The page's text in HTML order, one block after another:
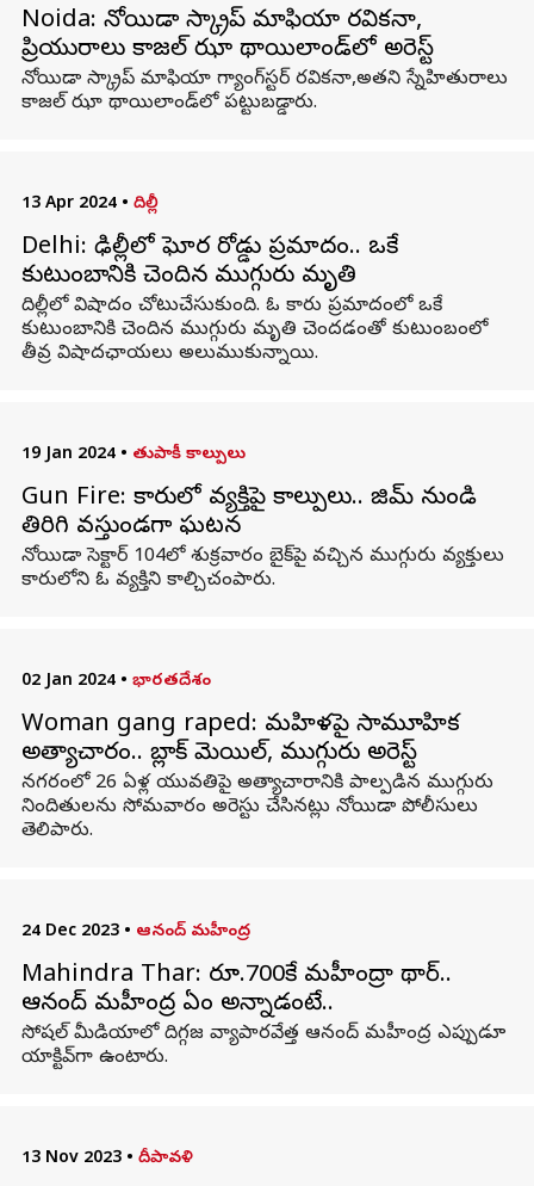
Noida: నోయిడా స్క్రాప్ మాఫియా రవికనా,
ప్రియురాలు కాజల్ ఝా థాయిలాండ్‌లో అరెస్ట్
నోయిడా స్క్రాప్ మాఫియా గ్యాంగ్‌స్టర్ రవికనా,అతని స్నేహితురాలు
కాజల్ ఝా థాయిలాండ్‌లో పట్టుబడ్డారు.
13 Apr 2024 • దిల్లీ
Delhi: ఢిల్లీలో ఘోర రోడ్డు ప్రమాదం.. ఒకే
కుటుంబానికి చెందిన ముగ్గురు మృతి
దిల్లీలో విషాదం చోటుచేసుకుంది. ఓ కారు ప్రమాదంలో ఒకే
కుటుంబానికి చెందిన ముగ్గురు మృతి చెందడంతో కుటుంబంలో
తీవ్ర విషాదఛాయలు అలుముకున్నాయి.
19 Jan 2024 • తుపాకీ కాల్పులు
Gun Fire: కారులో వ్యక్తిపై కాల్పులు.. జిమ్ నుండి
తిరిగి వస్తుండగా ఘటన
నోయిడా సెక్టార్ 104లో శుక్రవారం బైక్‌పై వచ్చిన ముగ్గురు వ్యక్తులు
కారులోని ఓ వ్యక్తిని కాల్చిచంపారు.
02 Jan 2024 • భారతదేశం
Woman gang raped: మహిళపై సామూహిక
అత్యాచారం.. బ్లాక్ మెయిల్, ముగ్గురు అరెస్ట్
నగరంలో 26 ఏళ్ల యువతిపై అత్యాచారానికి పాల్పడిన ముగ్గురు
నిందితులను సోమవారం అరెస్టు చేసినట్లు నోయిడా పోలీసులు
తెలిపారు.
24 Dec 2023 • ఆనంద్ మహీంద్ర
Mahindra Thar: రూ.700కే మహీంద్రా థార్..
ఆనంద్ మహీంద్ర ఏం అన్నాడంటే..
సోషల్ మీడియాలో దిగ్గజ వ్యాపారవేత్త ఆనంద్ మహీంద్ర ఎప్పుడూ
యాక్టివ్‌గా ఉంటారు.
13 Nov 2023 • దీపావళి